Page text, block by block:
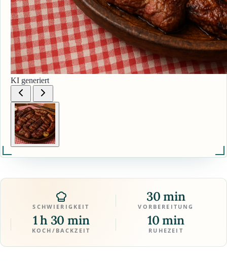
KI generiert
SCHWIERIGKEIT
30 min
VORBEREITUNG
1 h 30 min
KOCH/BACKZEIT
10 min
RUHEZEIT